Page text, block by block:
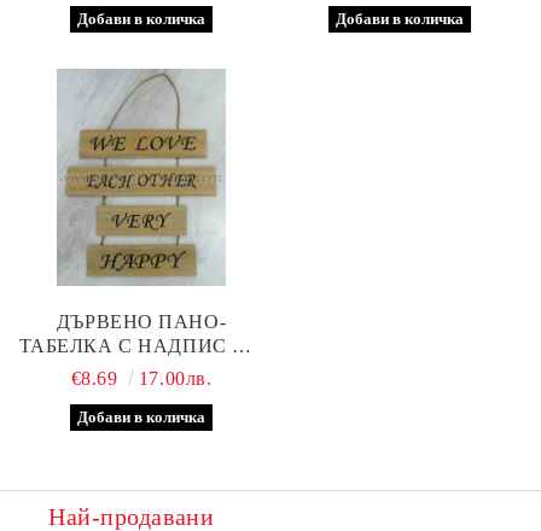
ДЪРВЕНО ПАНО-
ТАБЕЛКА С НАДПИС WE
LOVE EACH OTHER
€8.69 17.00лв.
Най-продавани